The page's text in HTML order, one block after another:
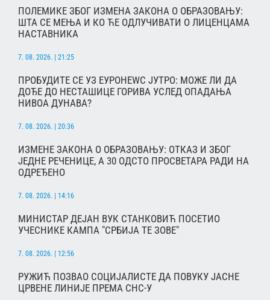
ПОЛЕМИКЕ ЗБОГ ИЗМЕНА ЗАКОНА О ОБРАЗОВАЊУ:
ШТА СЕ МЕЊА И КО ЋЕ ОДЛУЧИВАТИ О ЛИЦЕНЦАМА
НАСТАВНИКА
7. 08. 2026. | 21:25
ПРОБУДИТЕ СЕ УЗ ЕУРОНЕWС ЈУТРО: МОЖЕ ЛИ ДА
ДОЂЕ ДО НЕСТАШИЦЕ ГОРИВА УСЛЕД ОПАДАЊА
НИВОА ДУНАВА?
7. 08. 2026. | 20:36
ИЗМЕНЕ ЗАКОНА О ОБРАЗОВАЊУ: ОТКАЗ И ЗБОГ
ЈЕДНЕ РЕЧЕНИЦЕ, А 30 ОДСТО ПРОСВЕТАРА РАДИ НА
ОДРЕЂЕНО
7. 08. 2026. | 14:16
МИНИСТАР ДЕЈАН ВУК СТАНКОВИЋ ПОСЕТИО
УЧЕСНИКЕ КАМПА "СРБИЈА ТЕ ЗОВЕ"
7. 08. 2026. | 12:56
РУЖИЋ ПОЗВАО СОЦИЈАЛИСТЕ ДА ПОВУКУ ЈАСНЕ
ЦРВЕНЕ ЛИНИЈЕ ПРЕМА СНС-У